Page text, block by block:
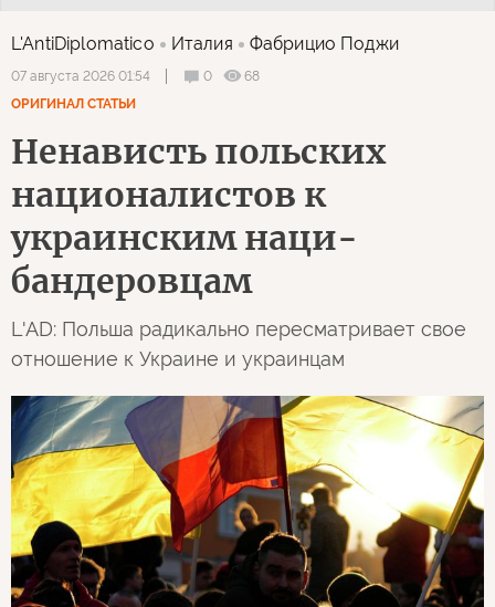
L'AntiDiplomatico Италия Фабрицио Поджи
07 августа 2026 01:54 0
68
ОРИГИНАЛ СТАТЬИ
Ненависть польских
националистов к
украинским наци-
бандеровцам
L'AD: Польша радикально пересматривает свое
отношение к Украине и украинцам